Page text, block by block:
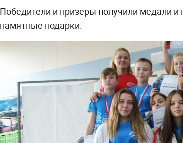
Победители и призеры получили медали и
памятные подарки.